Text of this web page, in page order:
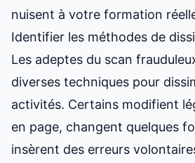
nuisent à votre formation
Identifier les méthodes de
Les adeptes du scan
diverses techniques pour
activités. Certains modifient
en page, changent quelques
insèrent des erreurs